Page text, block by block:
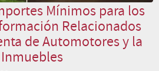
Mínimos para los
Relacionados
de Automotores y la